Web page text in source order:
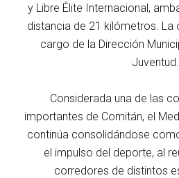
y Libre Élite Internacional,
distancia de 21 kilómetros. La
cargo de la Dirección
Juventud.
Considerada una de las
importantes de Comitán, el
continúa consolidándose
el impulso del deporte, al
corredores de distintos